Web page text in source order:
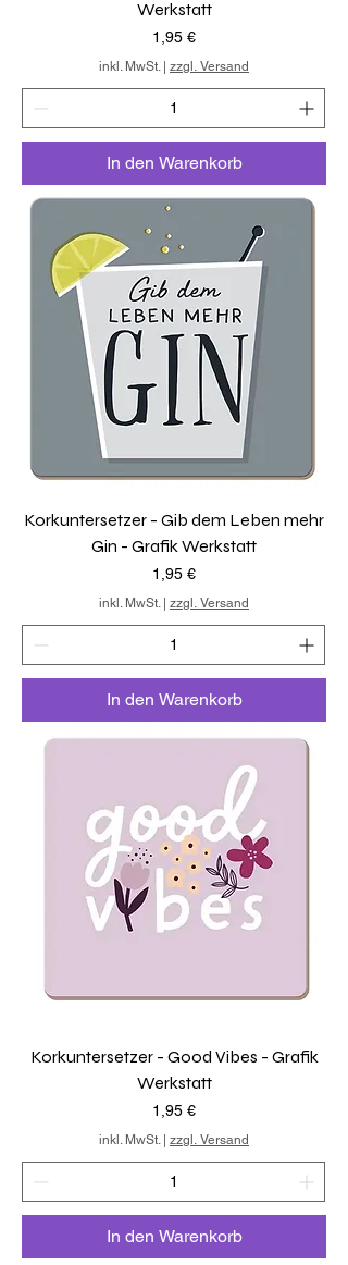
Werkstatt
Preis
1,95 €
inkl. MwSt.| zzgl. Versand
In den Warenkorb
Korkuntersetzer - Gib dem Leben mehr
Gin - Grafik Werkstatt
Preis
1,95 €
inkl. MwSt.| zzgl. Versand
In den Warenkorb
Korkuntersetzer - Good Vibes - Grafik
Werkstatt
Preis
1,95 €
inkl. MwSt.| zzgl. Versand
In den Warenkorb